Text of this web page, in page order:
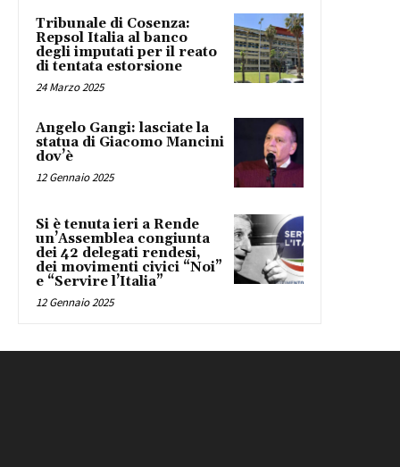
Tribunale di Cosenza:
Repsol Italia al banco
degli imputati per il reato
di tentata estorsione
24 Marzo 2025
Angelo Gangi: lasciate la
statua di Giacomo Mancini
dov’è
12 Gennaio 2025
Si è tenuta ieri a Rende
un’Assemblea congiunta
dei 42 delegati rendesi,
dei movimenti civici “Noi”
e “Servire l’Italia”
12 Gennaio 2025